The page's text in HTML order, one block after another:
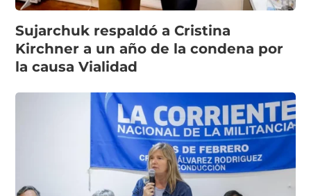
Sujarchuk respaldó a Cristina
Kirchner a un año de la condena por
la causa Vialidad